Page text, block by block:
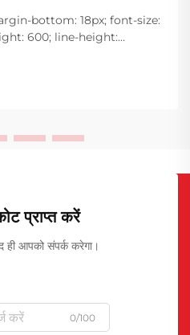
bottom: 18px; font-size:
600; line-height:
font-weight: 600; line-
प्राप्त करें
ही आपको संपर्क करेगा।
0/100